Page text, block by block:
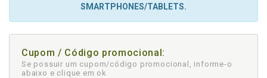
SMARTPHONES/TABLETS.
Cupom / Código promocional:
Se possuir um cupom/código promocional, informe-o
abaixo e clique em ok